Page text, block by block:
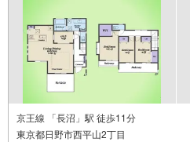
京王線 「長沼」駅 徒歩11分
東京都日野市西平山2丁目